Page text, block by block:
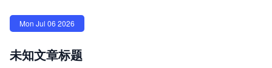
Mon Jul 06 2026
未知文章标题